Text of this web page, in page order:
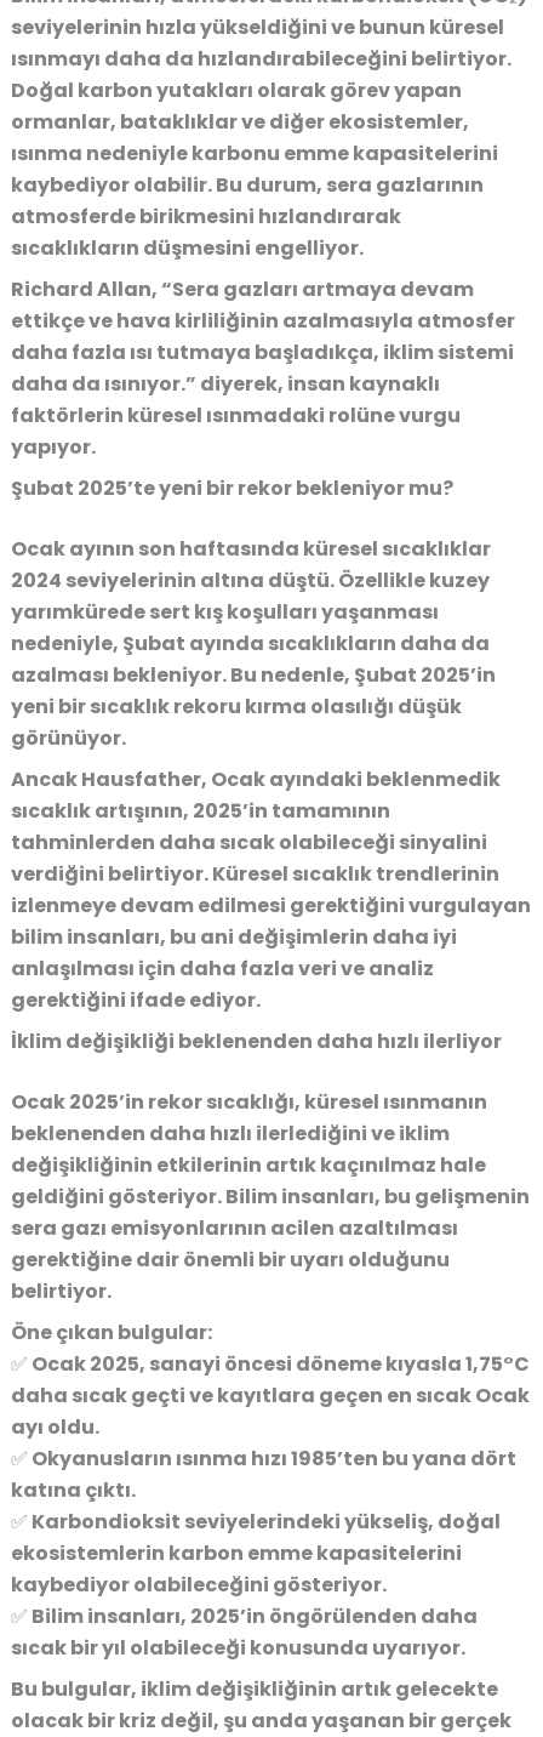
seviyelerinin hızla yükseldiğinive bunun küresel
ısınmayı daha da hızlandırabileceğini belirtiyor.
Doğal karbon yutakları olarak görev yapan
ormanlar, bataklıklar ve diğer ekosistemler,
ısınma nedeniyle karbonu emme kapasitelerini
kaybediyor olabilir. Bu durum, sera gazlarının
atmosferde birikmesini hızlandırarak
sıcaklıkların düşmesini engelliyor.
Richard Allan, “Sera gazları artmaya devam
ettikçe ve hava kirliliğinin azalmasıyla atmosfer
daha fazla ısı tutmaya başladıkça, iklim sistemi
daha da ısınıyor.” diyerek, insan kaynaklı
faktörlerin küresel ısınmadaki rolüne vurgu
yapıyor.
Şubat 2025’te yeni bir rekor bekleniyor mu?
Ocak ayının son haftasında küresel sıcaklıklar
2024 seviyelerinin altına düştü. Özelliklekuzey
yarımkürede sert kış koşulları yaşanması
nedeniyle, Şubat ayında sıcaklıkların daha da
azalması bekleniyor. Bu nedenle, Şubat 2025’in
yeni bir sıcaklık rekoru kırma olasılığı düşük
görünüyor.
Ancak Hausfather, Ocak ayındaki beklenmedik
sıcaklık artışının, 2025’in tamamının
tahminlerden daha sıcak olabileceği sinyalini
verdiğini belirtiyor. Küresel sıcaklık trendlerinin
izlenmeye devam edilmesi gerektiğini vurgulayan
bilim insanları, bu ani değişimlerin daha iyi
anlaşılması için daha fazla veri ve analiz
gerektiğini ifade ediyor.
İklim değişikliği beklenenden daha hızlı ilerliyor
Ocak 2025’in rekor sıcaklığı, küresel ısınmanın
beklenenden daha hızlı ilerlediğini ve iklim
değişikliğinin etkilerinin artık kaçınılmaz hale
geldiğini gösteriyor. Bilim insanları, bu gelişmenin
sera gazı emisyonlarının acilen azaltılması
gerektiğine dair önemli bir uyarı olduğunu
belirtiyor.
Öne çıkan bulgular:
✅ Ocak 2025, sanayi öncesi döneme kıyasla 1,75°C
daha sıcak geçti ve kayıtlara geçen en sıcak Ocak
ayı oldu.
✅ Okyanusların ısınma hızı 1985’ten bu yana dört
katına çıktı.
✅ Karbondioksit seviyelerindeki yükseliş, doğal
ekosistemlerin karbon emme kapasitelerini
kaybediyor olabileceğini gösteriyor.
✅ Bilim insanları, 2025’in öngörülenden daha
sıcak bir yıl olabileceği konusunda uyarıyor.
Bu bulgular, iklim değişikliğinin artık gelecekte
olacak bir kriz değil, şu anda yaşanan bir gerçek